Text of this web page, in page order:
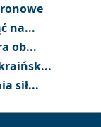
na...
ob...
sił...